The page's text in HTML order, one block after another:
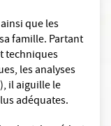
que les
famille. Partant
techniques
les analyses
il aiguille le
adéquates.